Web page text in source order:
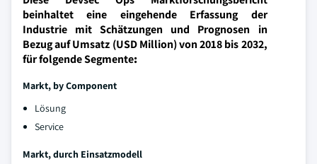
beinhaltet eine eingehende Erfassung der
Industrie mit Schätzungen und Prognosen in
Bezug auf Umsatz (USD Million) von 2018 bis 2032,
für folgende Segmente:
Markt, by Component
Lösung
Service
Markt, durch Einsatzmodell